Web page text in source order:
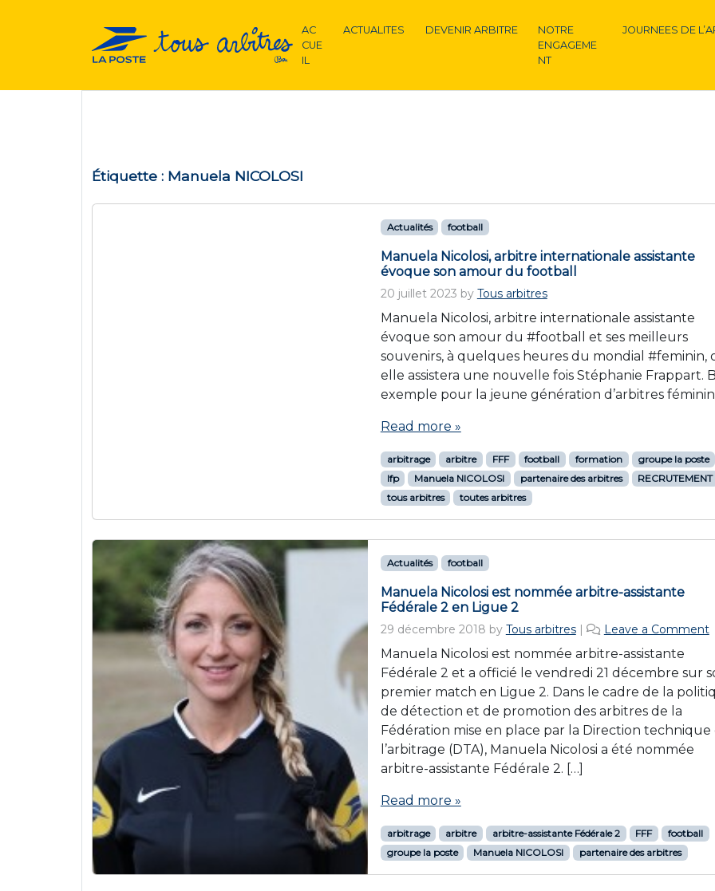
AC
CUE
IL
ACTUALITES DEVENIR ARBITRE
NOTRE
ENGAGEME
NT
JOURNEES DE
Étiquette : Manuela NICOLOSI
Actualités football
Manuela Nicolosi, arbitre internationale assistante
évoque son amour du football
20 juillet 2023 by Tous arbitres
Manuela Nicolosi, arbitre internationale assistante
évoque son amour du #football et ses meilleurs
souvenirs, à quelques heures du mondial #feminin,
elle assistera une nouvelle fois Stéphanie Frappart.
exemple pour la jeune génération d’arbitres
Read more »
arbitrage arbitre FFF football formation
groupe la poste
lfp
Manuela NICOLOSI partenaire des arbitres
RECRUTEMENT
tous arbitres
toutes arbitres
Actualités football
Manuela Nicolosi est nommée arbitre-assistante
Fédérale 2 en Ligue 2
29 décembre 2018 by Tous arbitres | Leave a Comment
Manuela Nicolosi est nommée arbitre-assistante
Fédérale 2 et a officié le vendredi 21 décembre sur
premier match en Ligue 2. Dans le cadre de la
de détection et de promotion des arbitres de la
Fédération mise en place par la Direction technique
l’arbitrage (DTA), Manuela Nicolosi a été nommée
arbitre-assistante Fédérale 2. […]
Read more »
arbitrage arbitre arbitre-assistante Fédérale 2 FFF
football
groupe la poste
Manuela NICOLOSI partenaire des arbitres